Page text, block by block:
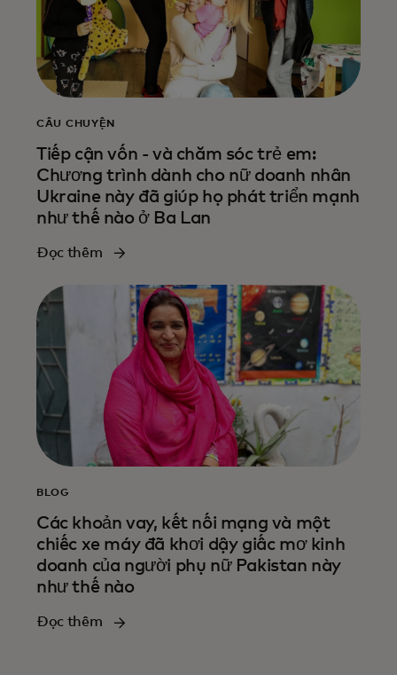
CÂU CHUYỆN
Tiếp cận vốn - và chăm sóc trẻ em:
Chương trình dành cho nữ doanh nhân
Ukraine này đã giúp họ phát triển mạnh
như thế nào ở Ba Lan
Đọc thêm
BLOG
Các khoản vay, kết nối mạng và một
chiếc xe máy đã khơi dậy giấc mơ kinh
doanh của người phụ nữ Pakistan này
như thế nào
Đọc thêm